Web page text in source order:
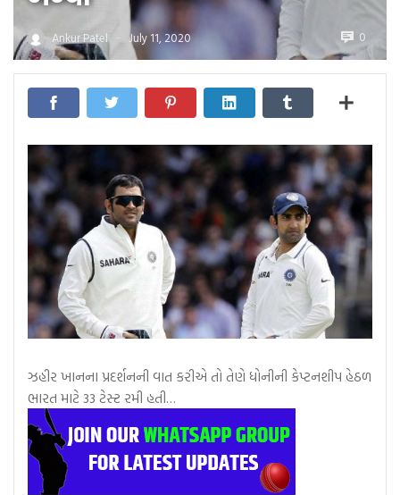
Ankur Patel July 11, 2020 0
ઝહીર ખાનના પ્રદર્શનની વાત કરીએ તો તેણે ધોનીની કેપ્ટનશીપ હેઠળ
ભારત માટે 33 ટેસ્ટ રમી હતી…